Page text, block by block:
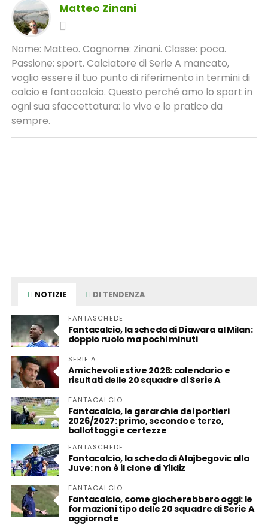
Matteo Zinani
Nome: Matteo. Cognome: Zinani. Classe: poca.
Passione: sport. Calciatore di Serie A mancato,
voglio essere il tuo punto di riferimento in termini di
calcio e fantacalcio. Questo perché amo lo sport in
ogni sua sfaccettatura: lo vivo e lo pratico da
sempre.
NOTIZIE DI TENDENZA
FANTASCHEDE
Fantacalcio, la scheda di Diawara al Milan:
doppio ruolo ma pochi minuti
SERIE A
Amichevoli estive 2026: calendario e
risultati delle 20 squadre di Serie A
FANTACALCIO
Fantacalcio, le gerarchie dei portieri
2026/2027: primo, secondo e terzo,
ballottaggi e certezze
FANTASCHEDE
Fantacalcio, la scheda di Alajbegovic alla
Juve: non è il clone di Yildiz
FANTACALCIO
Fantacalcio, come giocherebbero oggi: le
formazioni tipo delle 20 squadre di Serie A
aggiornate